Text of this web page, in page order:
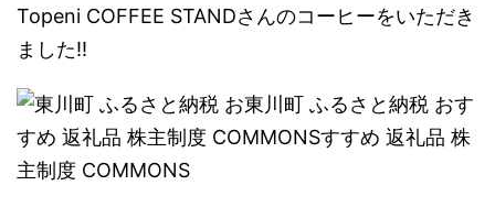
Topeni COFFEE STANDさんのコーヒーをいただき
ました!!